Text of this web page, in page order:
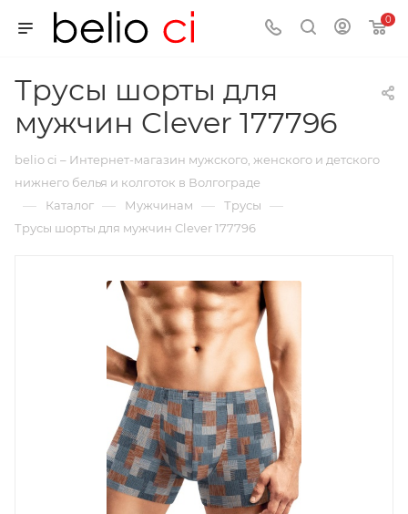
0
Трусы шорты для
мужчин Clever 177796
belio ci – Интернет-магазин мужского, женского и детского
нижнего белья и колготок в Волгограде
— Каталог — Мужчинам — Трусы —
Трусы шорты для мужчин Clever 177796